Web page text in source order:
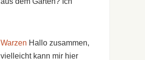
Warzen Hallo zusammen,
vielleicht kann mir hier